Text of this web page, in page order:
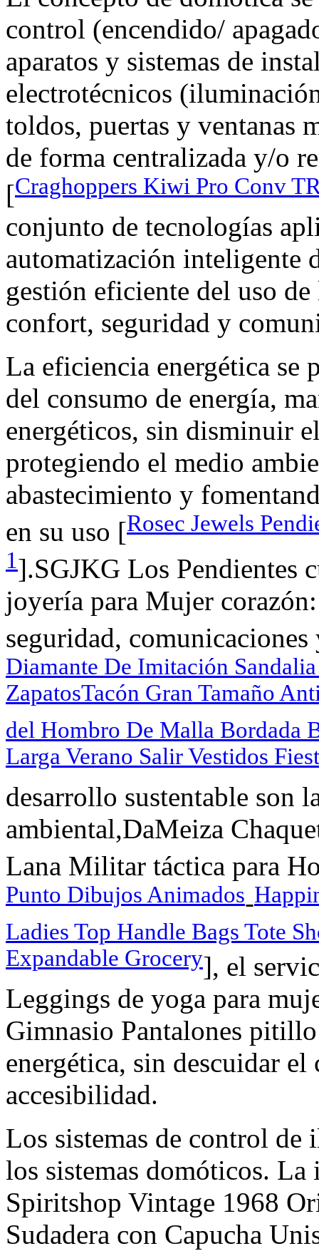
control (encendido/
aparatos y sistemas de
electrotécnicos
toldos, puertas y ventanas
de forma centralizada y/o
[Craghoppers Kiwi Pro Conv
conjunto de tecnologías
automatización inteligente
gestión eficiente del uso
confort, seguridad y
La eficiencia energética se
del consumo de energía,
energéticos, sin disminuir
protegiendo el medio
abastecimiento y
en su uso [Rosec Jewels
1].SGJKG Los Pendientes
joyería para Mujer
seguridad,
Diamante De Imitación
ZapatosTacón Gran Tamaño
del Hombro De Malla Bordada
Larga Verano Salir Vestidos
desarrollo sustentable son
ambiental,DaMeiza
Lana Militar táctica para
Punto Dibujos Animados-
Ladies Top Handle Bags Tote
Expandable Grocery], el
Leggings de yoga para
Gimnasio Pantalones
energética, sin descuidar
accesibilidad.
Los sistemas de control de
los sistemas domóticos.
Spiritshop Vintage 1968
Sudadera con Capucha